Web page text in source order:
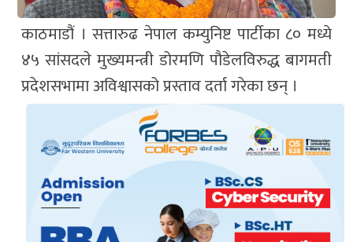
काठमाडौं । सत्तारुढ नेपाल कम्युनिष्ट पार्टीका ८० मध्ये
४५ सांसदले मुख्यमन्त्री डोरमणि पौडेलविरुद्ध बागमती
प्रदेशसभामा अविश्वासको प्रस्ताव दर्ता गरेका छन् ।